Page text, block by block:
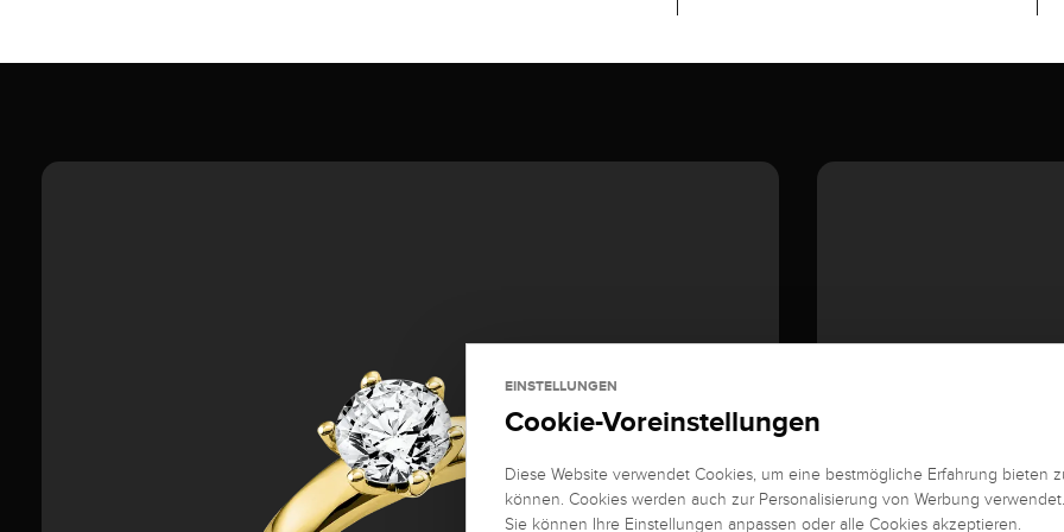
EINSTELLUNGEN
Cookie-Voreinstellungen
Diese Website verwendet Cookies, um eine bestmögliche Erfahrung bieten
können. Cookies werden auch zur Personalisierung von Werbung verwendet.
Sie können Ihre Einstellungen anpassen oder alle Cookies akzeptieren.